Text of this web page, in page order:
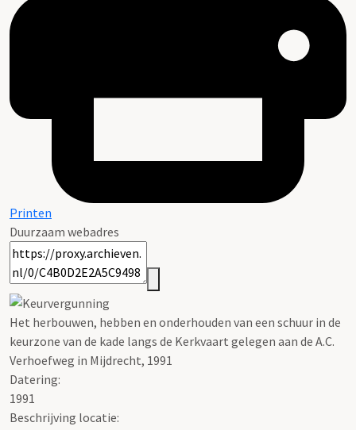
Printen
Duurzaam webadres
Het herbouwen, hebben en onderhouden van een schuur in de
keurzone van de kade langs de Kerkvaart gelegen aan de A.C.
Verhoefweg in Mijdrecht, 1991
Datering:
1991
Beschrijving locatie: